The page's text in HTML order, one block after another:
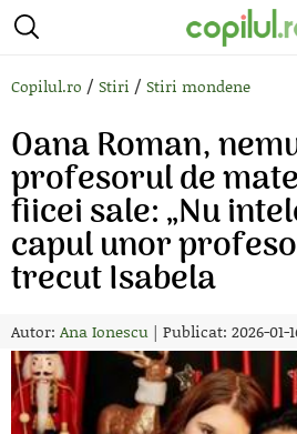
Copilul.ro / Stiri / Stiri mondene
Oana Roman,
profesorul de
fiicei sale: „Nu
capul unor
trecut Isabela
Autor: Ana Ionescu | Publicat: 2026-01-